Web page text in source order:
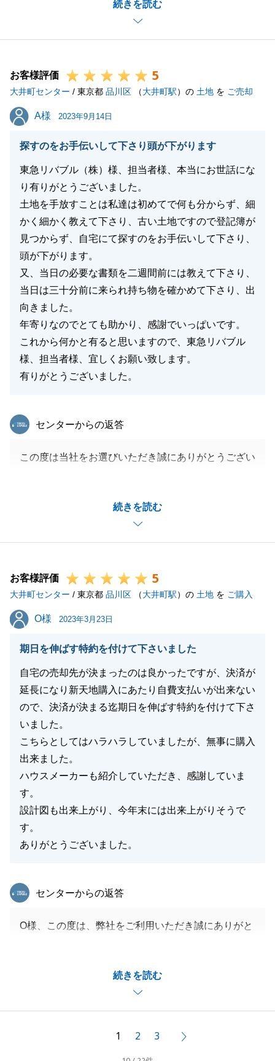
続きを読む
お陰様をもちまして無事お取引を完了する事が出来ま
これもひとえに、K様のご助力の賜物と深く感謝いた
お住み替え先もお声がけいただき嬉しく思います。
引き続きよろしくお願いいたします。
閉じる
お客様評価 5
大井町センター / 東京都 品川区 （大井町駅）の 土地 を ご売却
A様
A様 2023年9月14日
探すのをお手伝いして下さり頭が下がります
東急リバブル（株）様、担当者様、本当にお世話にな
り有りがとうございました。
土地を手放すことは私達は初めてで何も分からず、細
かく細かく教えて下さり、古い土地ですので登記簿が
見つからず、自宅にて探すのをお手伝いして下さり、
頭が下がります。
又、当日の必要な書類を二週間前には教えて下さり、
当日は三十分前に来られ持ち物を確かめて下さり、出
向きました。
年寄りなのでとても助かり、感謝でいっぱいです。
これから何かと有ると思いますので、東急リバブル
様、担当者様、宜しくお願い致します。
有りがとうございました。
続きを読む
東急リバブル
センターからの返答
この度は当社をお選びいただき誠にありがとうござい
お陰様をもちまして無事お取引を完了する事が出来ま
これもひとえに、A様のご助力の賜物と深く感謝いた
今後もご縁がございましたらお声がけいただきました
ら嬉しく思います。
この度はありがとうございました。
閉じる
お客様評価 5
大井町センター / 東京都 品川区 （大井町駅）の 土地 を ご購入
O様
O様 2023年3月23日
期日を伸ばす特約を付けて下さいました
自宅の売却先が決まったのは良かったですが、決済が
延長になり新天地購入にあたり自費支払いが出来ない
ので、決済が決まる迄期日を伸ばす特約を付けて下さ
いました。
こちらとしてはハラハラしていましたが、無事に購入
出来ました。
ハウスメーカーも紹介していただき、感謝していま
す。
設計図も出来上がり、今年末には出来上がりそうで
す。
ありがとうございました。
続きを読む
東急リバブル
センターからの返答
O様、この度は、弊社をご利用いただき誠にありがと
なるべくリスクのない形で進めさせていただきました
が、無事にお引き渡しができ、大変嬉しく思っており
ます。
1 2 3